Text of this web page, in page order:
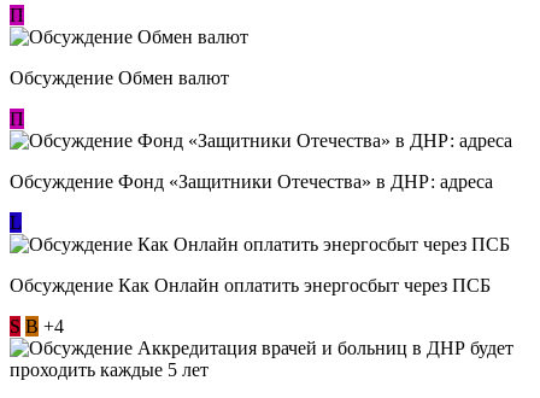
П
Обсуждение Обмен валют
П
Обсуждение Фонд «Защитники Отечества» в ДНР: адреса
L
Обсуждение ​Как Онлайн оплатить энергосбыт через ПСБ
S В +4